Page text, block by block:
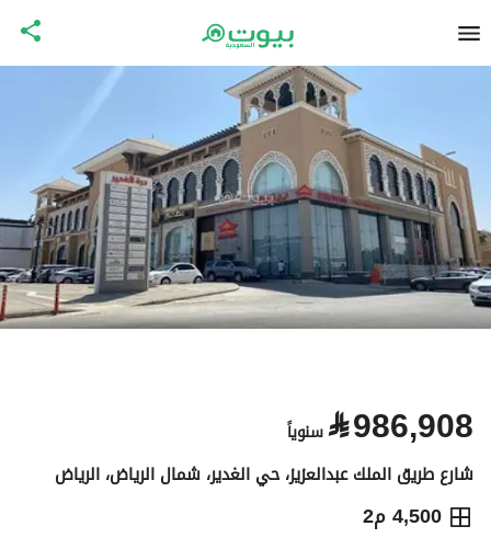
⃁986,908 سنوياً
شارع طريق الملك عبدالعزيز، حي الغدير، شمال الرياض، الرياض
4,500 م2
⃁
986,908